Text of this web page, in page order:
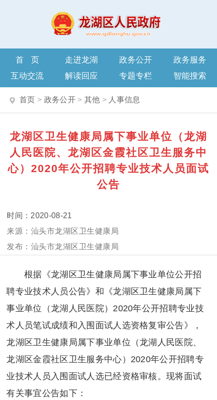
首页 走进龙湖 政务公开
政务服务
互动交流
解读回应 专题专栏 智能搜索
首页 > 政务公开> 其他 > 人事信息
龙湖区卫生健康局属下事业单位（龙湖
人民医院、龙湖区金霞社区卫生服务中
心）2020年公开招聘专业技术人员面试
公告
2020-08-21
汕头市龙湖区卫生健康局
汕头市龙湖区卫生健康局
根据《龙湖区卫生健康局属下事业单位公开招
聘专业技术人员公告》和《龙湖区卫生健康局属下
事业单位（龙湖人民医院）2020年公开招聘专业技
术人员笔试成绩和入围面试人选资格复审公告》，
龙湖区卫生健康局属下事业单位（龙湖人民医院、
龙湖区金霞社区卫生服务中心）2020年公开招聘专
业技术人员入围面试人选已经资格审核。现将面试
有关事宜公告如下：